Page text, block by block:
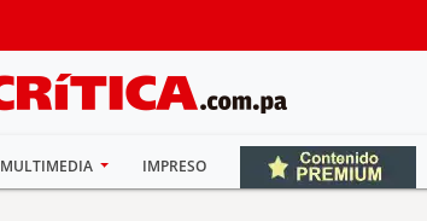
MULTIMEDIA IMPRESO